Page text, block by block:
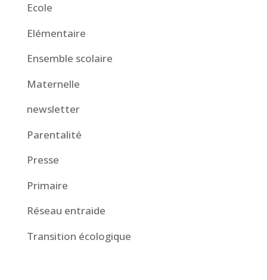
Ecole
Elémentaire
Ensemble scolaire
Maternelle
newsletter
Parentalité
Presse
Primaire
Réseau entraide
Transition écologique